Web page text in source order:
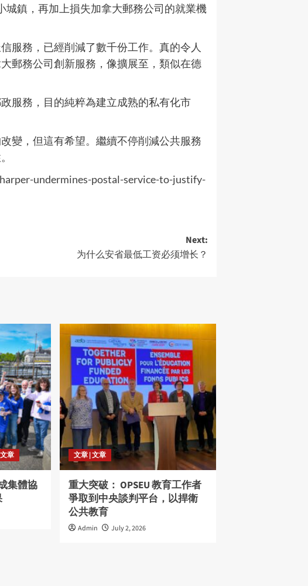
鎮，再加上損失加拿大郵務公司的就業機
服務，已經削減了數千份工作。真的令人
郵務公司創新服務，像擴展至，類似在德
服務，目的純粹為建立成熟的私有化市
變，但這有希望。繼續不停削減公共服務
undermines-postal-service-to-justify-
Next:
为什么安省最低工资必须增长？
章
集體協
文章 | 文章
重大突破： OPSEU 教育工作者
爭取到中央談判平台，以捍衛
公共教育
Admin July 2, 2026